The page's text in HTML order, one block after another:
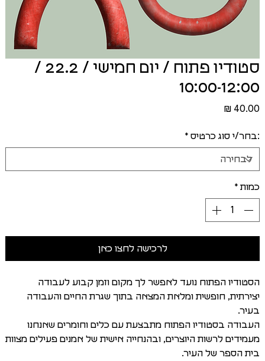
סטודיו פתוח / יום חמישי / 22.2 /
10:00-12:00
מחיר
:בחר/י סוג כרטיס *
כמות *
לרכישה לחצו כאן
הסטודיו הפתוח נועד לאפשר לך מקום וזמן קבוע לעבודה
יצירתית, חופשית ומלאת המצאה בתוך שגרת החיים והעבודה
בעיר.
העבודה בסטודיו הפתוח מתבצעת עם כלים וחומרים שאנחנו
מעמידים לרשות היוצרים, ובהנחייה אישית של אמנים פעילים מצוות
בית הספר של העיר.